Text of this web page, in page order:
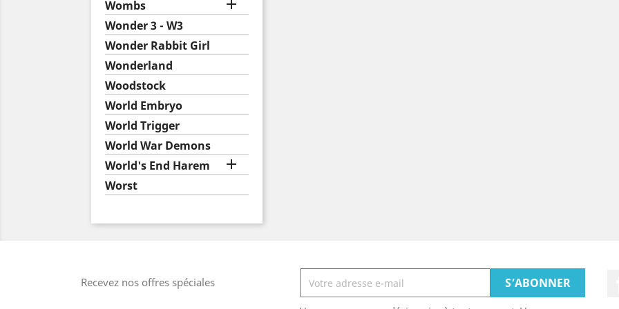
Wombs

Wonder 3 - W3
Wonder Rabbit Girl
Wonderland
Woodstock
World Embryo
World Trigger
World War Demons
World's End Harem

Worst
Recevez nos offres spéciales